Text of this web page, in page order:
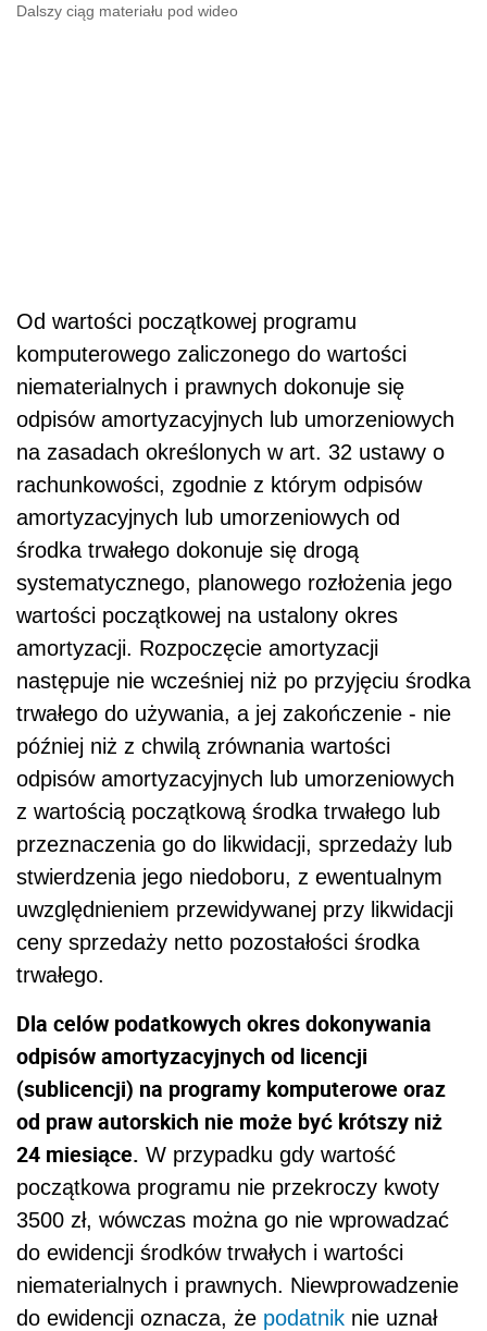
Dalszy ciąg materiału pod wideo
Od wartości początkowej programu
komputerowego zaliczonego do wartości
niematerialnych i prawnych dokonuje się
odpisów amortyzacyjnych lub umorzeniowych
na zasadach określonych w art. 32 ustawy o
rachunkowości, zgodnie z którym odpisów
amortyzacyjnych lub umorzeniowych od
środka trwałego dokonuje się drogą
systematycznego, planowego rozłożenia jego
wartości początkowej na ustalony okres
amortyzacji. Rozpoczęcie amortyzacji
następuje nie wcześniej niż po przyjęciu środka
trwałego do używania, a jej zakończenie - nie
później niż z chwilą zrównania wartości
odpisów amortyzacyjnych lub umorzeniowych
z wartością początkową środka trwałego lub
przeznaczenia go do likwidacji, sprzedaży lub
stwierdzenia jego niedoboru, z ewentualnym
uwzględnieniem przewidywanej przy likwidacji
ceny sprzedaży netto pozostałości środka
trwałego.
Dla celów podatkowych okres dokonywania
odpisów amortyzacyjnych od licencji
(sublicencji) na programy komputerowe oraz
od praw autorskich nie może być krótszy niż
24 miesiące. W przypadku gdy wartość
początkowa programu nie przekroczy kwoty
3500 zł, wówczas można go nie wprowadzać
do ewidencji środków trwałych i wartości
niematerialnych i prawnych. Niewprowadzenie
do ewidencji oznacza, że podatnik nie uznał